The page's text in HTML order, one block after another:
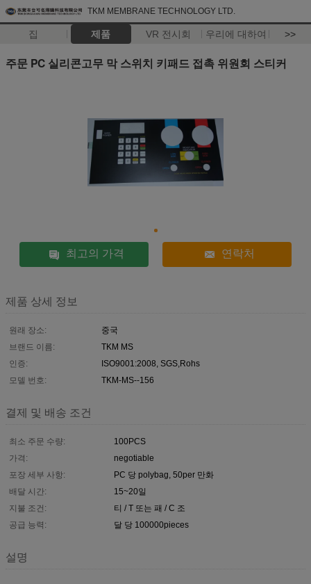
TKM MEMBRANE TECHNOLOGY LTD.
집 제품 VR 전시회 우리에 대하여 >>
주문 PC 실리콘고무 막 스위치 키패드 접촉 위원회 스티커
최고의 가격 연락처
제품 상세 정보
원래 장소:
중국
브랜드 이름:
TKM MS
인증:
ISO9001:2008, SGS,Rohs
모델 번호:
TKM-MS--156
결제 및 배송 조건
최소 주문 수량:
100PCS
가격:
negotiable
포장 세부 사항:
PC 당 polybag, 50per 만화
배달 시간:
15~20일
지불 조건:
티 / T 또는 패 / C 조
공급 능력:
달 당 100000pieces
설명